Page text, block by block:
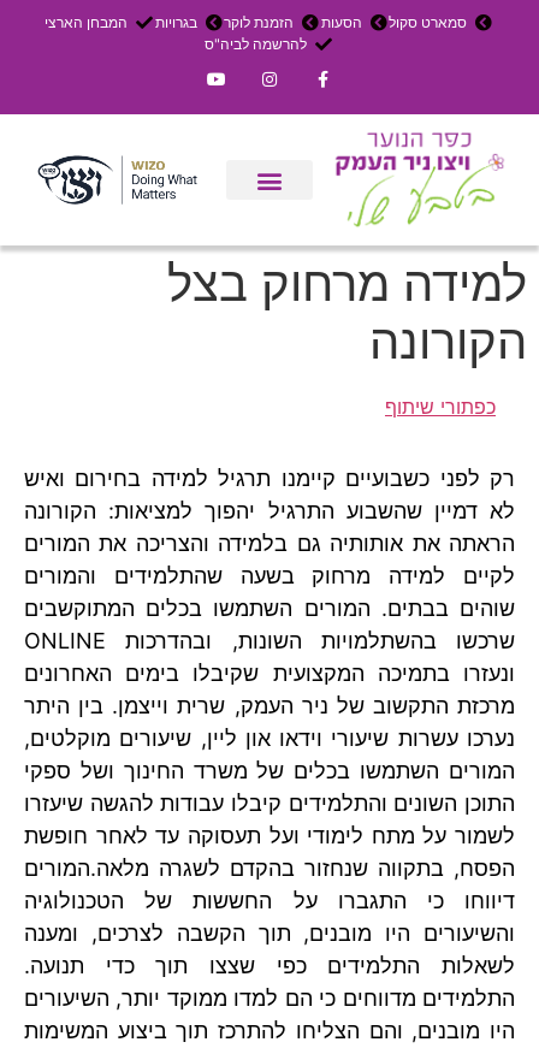
סמארט סקול הסעות הזמנת לוקר בגרויות
המבחן הארצי
להרשמה לביה"ס
למידה מרחוק בצל
הקורונה
כפתורי שיתוף
רק לפני כשבועיים קיימנו תרגיל למידה בחירום ואיש
לא דמיין שהשבוע התרגיל יהפוך למציאות: הקורונה
הראתה את אותותיה גם בלמידה והצריכה את המורים
לקיים למידה מרחוק בשעה שהתלמידים והמורים
שוהים בבתים. המורים השתמשו בכלים המתוקשבים
שרכשו בהשתלמויות השונות, ובהדרכות ONLINE
ונעזרו בתמיכה המקצועית שקיבלו בימים האחרונים
מרכזת התקשוב של ניר העמק, שרית וייצמן. בין היתר
נערכו עשרות שיעורי וידאו און ליין, שיעורים מוקלטים,
המורים השתמשו בכלים של משרד החינוך ושל ספקי
התוכן השונים והתלמידים קיבלו עבודות להגשה שיעזרו
לשמור על מתח לימודי ועל תעסוקה עד לאחר חופשת
הפסח, בתקווה שנחזור בהקדם לשגרה מלאה.המורים
דיווחו כי התגברו על החששות של הטכנולוגיה
והשיעורים היו מובנים, תוך הקשבה לצרכים, ומענה
לשאלות התלמידים כפי שצצו תוך כדי תנועה.
התלמידים מדווחים כי הם למדו ממוקד יותר, השיעורים
היו מובנים, והם הצליחו להתרכז תוך ביצוע המשימות